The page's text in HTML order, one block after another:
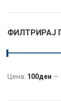
ФИЛТРИРАЈ
Мин.
Макс.
Цена: 100ден —